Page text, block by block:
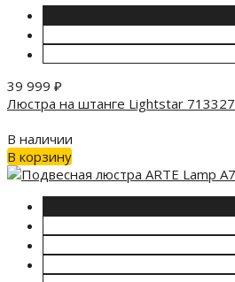
39 999 ₽
Люстра на штанге Lightstar 713327
В наличии
В корзину